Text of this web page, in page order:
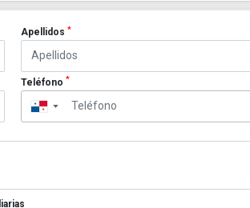
Apellidos *
Teléfono *
▼